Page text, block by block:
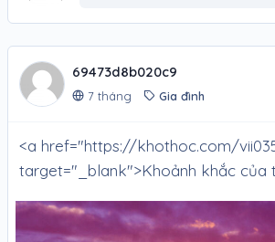
69473d8b020c9
7 tháng Gia đình
<a href="https://khothoc.com/
target="_blank">Khoảnh khắc của